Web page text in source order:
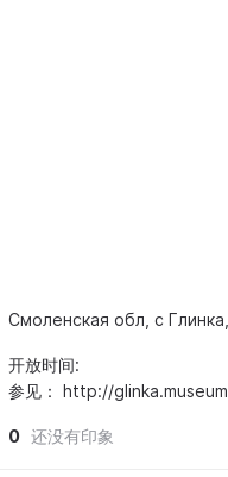
Смоленская обл, с
开放时间:
参见： http://
0 还没有印象